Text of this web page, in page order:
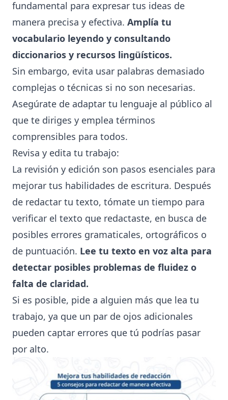
fundamental para expresar tus ideas de
manera precisa y efectiva. Amplía tu
vocabulario leyendo y consultando
diccionarios y recursos lingüísticos.
Sin embargo, evita usar palabras demasiado
complejas o técnicas si no son necesarias.
Asegúrate de adaptar tu lenguaje al público al
que te diriges y emplea términos
comprensibles para todos.
Revisa y edita tu trabajo:
La revisión y edición son pasos esenciales para
mejorar tus habilidades de escritura. Después
de redactar tu texto, tómate un tiempo para
verificar el texto que redactaste, en busca de
posibles errores gramaticales, ortográficos o
de puntuación. Lee tu texto en voz alta para
detectar posibles problemas de fluidez o
falta de claridad.
Si es posible, pide a alguien más que lea tu
trabajo, ya que un par de ojos adicionales
pueden captar errores que tú podrías pasar
por alto.